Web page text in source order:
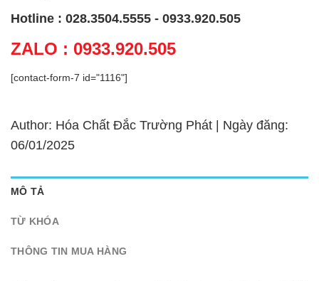
Hotline : 028.3504.5555 - 0933.920.505
ZALO : 0933.920.505
[contact-form-7 id="1116"]
Author: Hóa Chất Đắc Trường Phát | Ngày đăng:
06/01/2025
MÔ TẢ
TỪ KHÓA
THÔNG TIN MUA HÀNG